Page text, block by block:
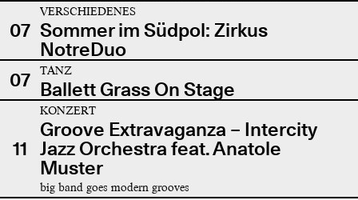
07
VERSCHIEDENES
Sommer im Südpol: Zirkus
NotreDuo
07
TANZ
Ballett Grass On Stage
11
KONZERT
Groove Extravaganza – Intercity
Jazz Orchestra feat. Anatole
Muster
big band goes modern grooves